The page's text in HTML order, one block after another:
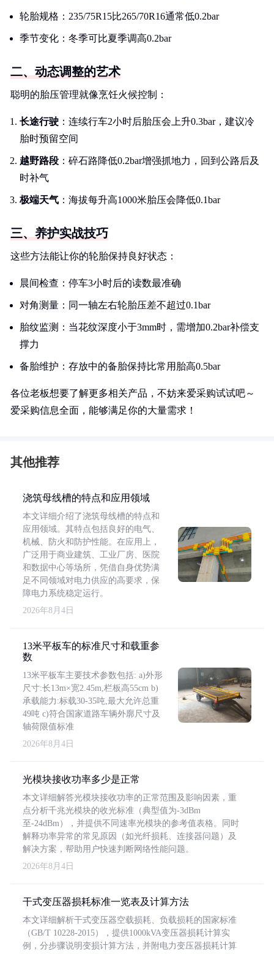
轮胎规格：235/75R15比265/70R16通常低0.2bar
季节变化：冬季可比夏季调高0.2bar
二、动态调整的艺术
聪明的胎压管理就像烹饪火候控制：
长途行驶 ：连续行车2小时后胎压会上升0.3bar，建议冷
胎时预留空间
越野路段 ：碎石路降低0.2bar增强抓地力，回到公路后及
时补气
极端天气 ：海拔每升高1000米胎压会降低0.1bar
三、养护实战技巧
这些方法能让你的轮胎保持良好状态：
晨间检查：停车3小时后的读数最准确
对角测量：同一轴左右轮胎压差不超过0.1bar
胎纹监测：当花纹深度小于3mm时，需增加0.2bar补偿支
撑力
备胎维护：存放中的备胎保持比常用胎高0.5bar
各位老板想要了解更多相关产品，不妨来爱采购试试吧～
爱采购信息全面，能够满足你的大量需求！
其他推荐
浇筑母线槽的特点和应用领域
本文详细介绍了浇筑母线槽的特点和
应用领域。其特点包括良好的电气、
机械、防火和防护性能。在应用上，
广泛用于商业建筑、工业厂房、医院
和数据中心等场所，凭借自身优势满
足不同领域对电力供应的高要求，保
障电力系统稳定运行。
2026年8月4日
13米平板车的标准尺寸和载重参
数
13米平板车主要技术参数包括: a)外形
尺寸:长13m×宽2.45m,栏板高55cm b)
承载能力:标载30-35吨,最大允许总重
49吨 c)符合国家道路车辆外廓尺寸及
轴荷限值标准
2026年8月4日
光模块接收功率多少是正常
本文详细解答光模块接收功率的正常范围及影响因素，重
点分析千兆光模块的收光标准（典型值为-3dBm
至-24dBm），并提供不同速率光模块的参考值表格。同时
解释功率异常的常见原因（如光纤损耗、连接器问题）及
解决方案，帮助用户快速判断网络性能问题。
2026年8月4日
干式变压器损耗标准一览表及计算方法
本文详细解析干式变压器空载损耗、负载损耗的国家标准
（GB/T 10228-2015），提供1000kVA变压器损耗计算实
例，分步骤说明变损计算方法，并附电力变压器损耗计算